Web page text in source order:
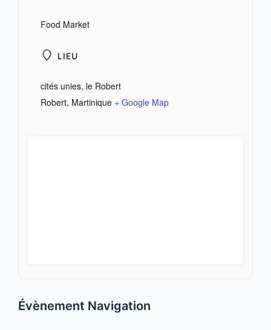
LIEU
cités unies, le Robert
Robert, Martinique + Google Map
Food Market
Évènement Navigation